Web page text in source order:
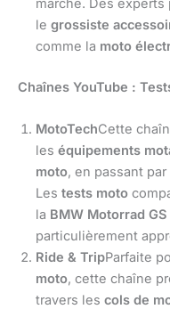
marché. Des
le grossiste
comme la moto
Chaînes YouTube :
MotoTechCette
les équipements
moto, en passant par
Les tests moto
la BMW Motorrad GS
particulièrement
Ride & TripParfaite
moto, cette chaîne
travers les cols de